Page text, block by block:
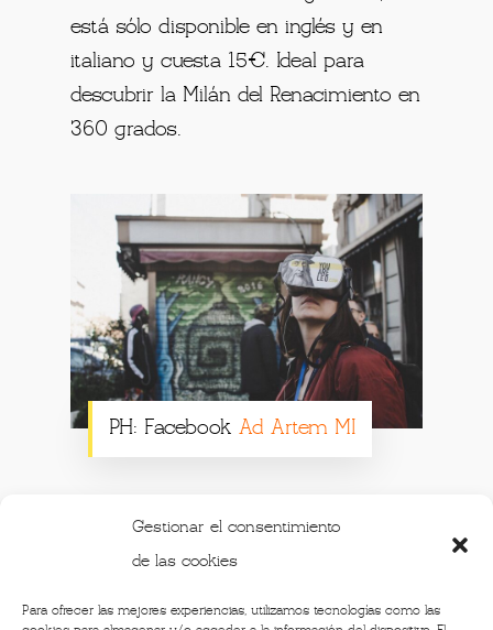
Gestionar el consentimiento
de las cookies
Para ofrecer las mejores experiencias, utilizamos tecnologías como las
está sólo disponible en inglés y en
italiano y cuesta 15€. Ideal para
descubrir la Milán del Renacimiento en
360 grados.
PH: FacebookAd Artem MI
YOU ARE LEO
EL TOUR ESTÁ DISPONIBLE DE MARTES A
15€